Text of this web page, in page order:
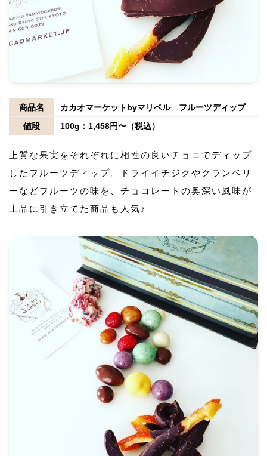
商品名
カカオマーケットbyマリベル フルーツディップ
値段
100g：1,458円〜（税込）
上質な果実をそれぞれに相性の良いチョコでディップ
したフルーツディップ。ドライイチジクやクランベリ
ーなどフルーツの味を、チョコレートの奥深い風味が
上品に引き立てた商品も人気♪